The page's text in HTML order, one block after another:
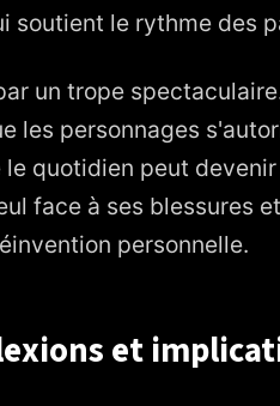
soutient le rythme des
un trope
les personnages
quotidien peut
face à ses blessures
personnelle.
et